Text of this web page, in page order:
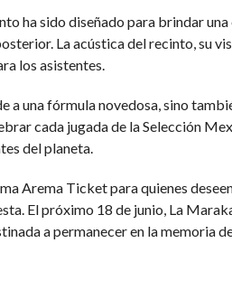
ha sido diseñado para brindar
La acústica del recinto, su
los asistentes.
una fórmula novedosa, sino
cada jugada de la Selección
del planeta.
Arema Ticket para quienes
El próximo 18 de junio, La
a permanecer en la memoria